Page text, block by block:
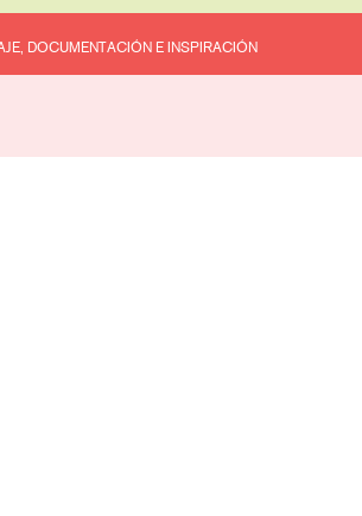
DOCUMENTACIÓN E INSPIRACIÓN